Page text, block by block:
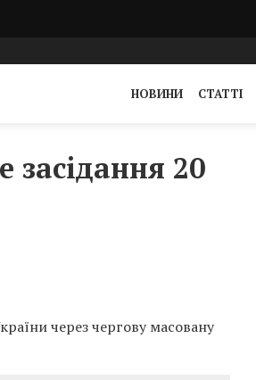
НОВИНИ СТАТТІ
засідання 20
через чергову масовану